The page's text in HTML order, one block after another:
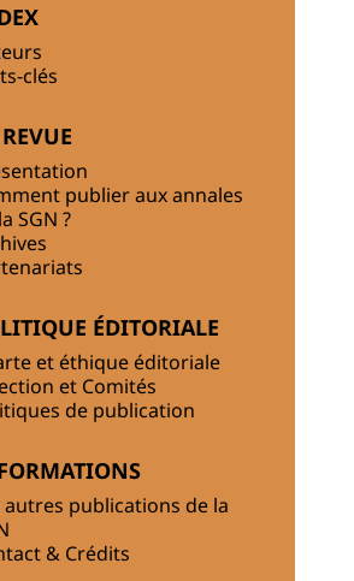
clés
publier aux annales
SGN ?
ÉDITORIALE
et éthique éditoriale
et Comités
de publication
autres publications de la
& Crédits